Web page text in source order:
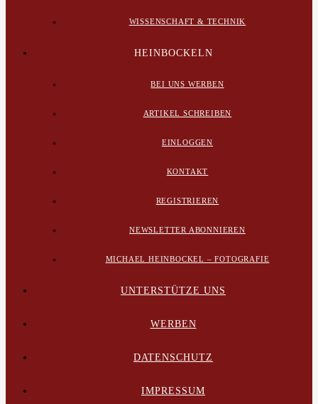
WISSENSCHAFT & TECHNIK
HEINBOCKELN
BEI UNS WERBEN
ARTIKEL SCHREIBEN
EINLOGGEN
KONTAKT
REGISTRIEREN
NEWSLETTER ABONNIEREN
MICHAEL HEINBOCKEL – FOTOGRAFIE
UNTERSTÜTZE UNS
WERBEN
DATENSCHUTZ
IMPRESSUM